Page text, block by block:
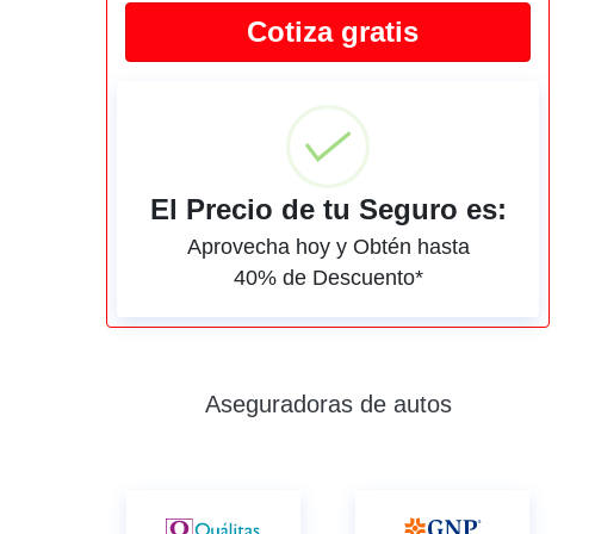
El Precio de tu Seguro es:
Aprovecha hoy y Obtén hasta
40% de Descuento*
Aseguradoras de autos